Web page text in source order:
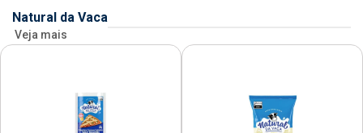
Natural da Vaca
Veja mais